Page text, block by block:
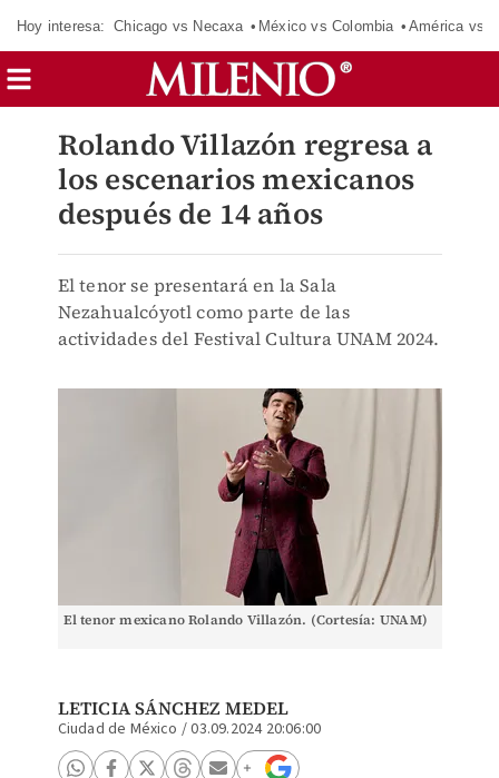
Hoy interesa: Chicago vs Necaxa México vs Colombia América vs
Rolando Villazón regresa a
los escenarios mexicanos
después de 14 años
El tenor se presentará en la Sala
Nezahualcóyotl como parte de las
actividades del Festival Cultura UNAM 2024.
El tenor mexicano Rolando Villazón. (Cortesía: UNAM)
LETICIA SÁNCHEZ MEDEL
Ciudad de México /03.09.2024 20:06:00